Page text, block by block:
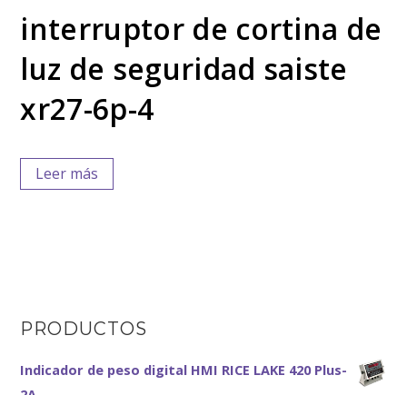
interruptor de cortina de
luz de seguridad saiste
xr27-6p-4
Leer más
PRODUCTOS
Indicador de peso digital HMI RICE LAKE 420 Plus-